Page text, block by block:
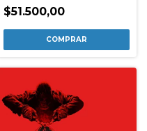
$51.500,00